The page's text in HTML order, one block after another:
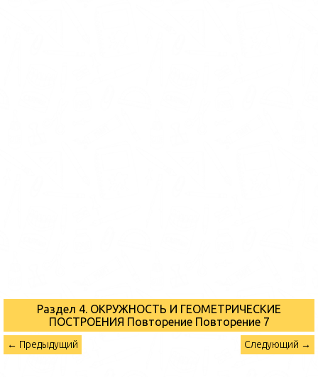
Раздел 4. ОКРУЖНОСТЬ И ГЕОМЕТРИЧЕСКИЕ
ПОСТРОЕНИЯ Повторение Повторение 7
← Предыдущий Следующий →